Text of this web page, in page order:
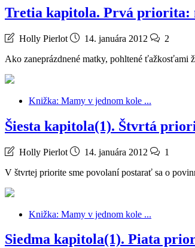
Tretia kapitola. Prvá priorita:
Holly Pierlot 14. januára 2012
2
Ako zaneprázdnené matky, pohltené ťažkosťami
Knižka: Mamy v jednom kole ...
Šiesta kapitola(1). Štvrtá
Holly Pierlot 14. januára 2012
1
V štvrtej priorite sme povolaní postarať sa o
Knižka: Mamy v jednom kole ...
Siedma kapitola(1). Piata